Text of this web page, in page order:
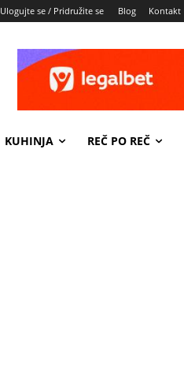
Ulogujte se / Pridružite se Blog Kontakt
KUHINJA REČ PO REČ